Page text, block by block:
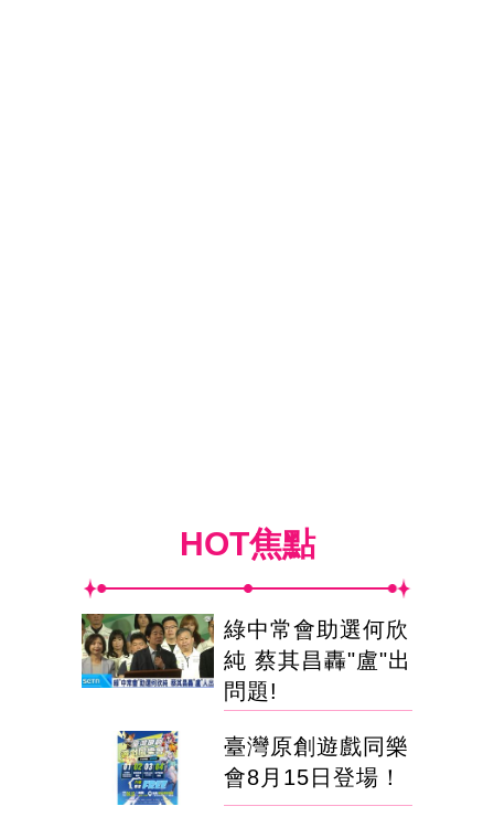
HOT焦點
綠中常會助選何欣
純 蔡其昌轟"盧"出
問題!
臺灣原創遊戲同樂
會8月15日登場！